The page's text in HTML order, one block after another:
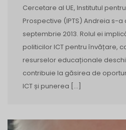
Cercetare al UE, Institutul
Prospective (IPTS) Andreia s-a
septembrie 2013. Rolul ei
politicilor ICT pentru învățare,
resurselor educaționale
contribuie la găsirea de
ICT și punerea […]